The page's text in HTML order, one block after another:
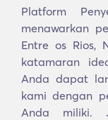
Platform
menawarkan
Entre os Rios,
katamaran
Anda dapat
kami dengan
Anda miliki.